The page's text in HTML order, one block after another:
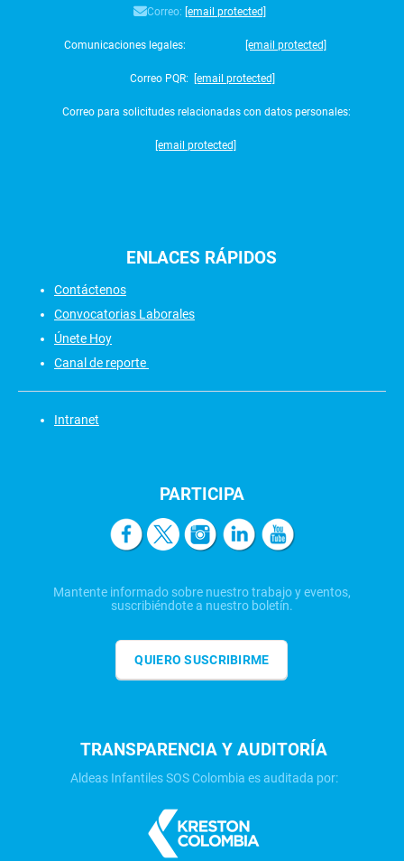
Correo: [email protected]
Comunicaciones legales: [email protected]
Correo PQR: [email protected]
Correo para solicitudes relacionadas con datos personales:
[email protected]
ENLACES RÁPIDOS
Contáctenos
Convocatorias Laborales
Únete Hoy
Canal de reporte
Intranet
PARTICIPA
Mantente informado sobre nuestro trabajo y eventos,
suscribiéndote a nuestro boletín.
QUIERO SUSCRIBIRME
TRANSPARENCIA Y AUDITORÍA
Aldeas Infantiles SOS Colombia es auditada por: